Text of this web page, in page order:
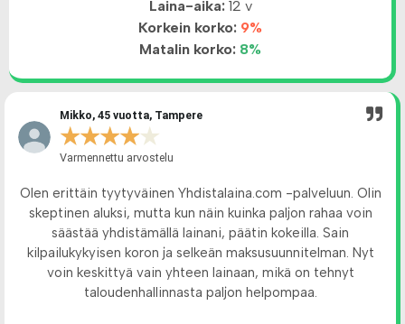
Laina-aika:12 v
Korkein korko: 9%
Matalin korko: 8%
Mikko, 45 vuotta, Tampere
★★★★★
Varmennettu arvostelu
Olen erittäin tyytyväinen Yhdistalaina.com -palveluun. Olin
skeptinen aluksi, mutta kun näin kuinka paljon rahaa voin
säästää yhdistämällä lainani, päätin kokeilla. Sain
kilpailukykyisen koron ja selkeän maksusuunnitelman. Nyt
voin keskittyä vain yhteen lainaan, mikä on tehnyt
taloudenhallinnasta paljon helpompaa.